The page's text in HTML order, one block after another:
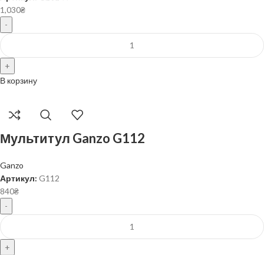
1,030₴
В корзину
Мультитул Ganzo G112
Ganzo
Артикул: G112
840₴